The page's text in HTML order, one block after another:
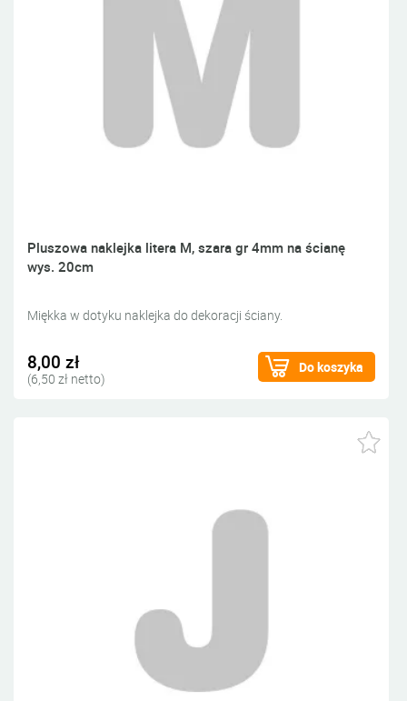
Pluszowa naklejka litera M, szara gr 4mm na ścianę
wys. 20cm
Miękka w dotyku naklejka do dekoracji ściany.
8,00 zł
(6,50 zł netto)
Do koszyka